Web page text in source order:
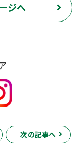
ジへ
次の記事へ